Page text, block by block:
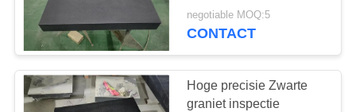
400 met standaard
negotiable MOQ:5
CONTACT
Hoge precisie Zwarte
graniet inspectie